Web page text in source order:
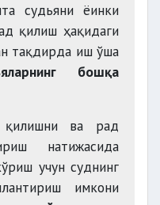
судьяни ёинки
қилиш ҳақидаги
тақдирда иш ўша
бошқа
ва рад
натижасида
учун суднинг
имкони